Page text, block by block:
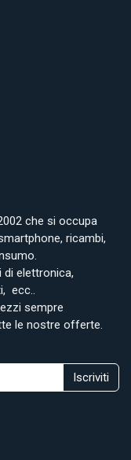
che si occupa
ricambi,
di elettronica,
ecc..
sempre
le nostre offerte.
Iscriviti